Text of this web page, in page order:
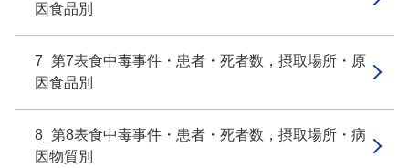
因食品別
7_第7表食中毒事件・患者・死者数，摂取場所・原
因食品別
8_第8表食中毒事件・患者・死者数，摂取場所・病
因物質別